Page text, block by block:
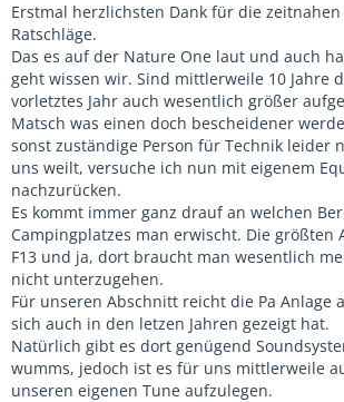
Erstmal herzlichsten Dank für die
Ratschläge.
Das es auf der Nature One laut und auch
geht wissen wir. Sind mittlerweile 10 Jahre
vorletztes Jahr auch wesentlich größer
Matsch was einen doch bescheidener
sonst zuständige Person für Technik leider
uns weilt, versuche ich nun mit eigenem
nachzurücken.
Es kommt immer ganz drauf an welchen
Campingplatzes man erwischt. Die größten
F13 und ja, dort braucht man wesentlich
nicht unterzugehen.
Für unseren Abschnitt reicht die Pa Anlage
sich auch in den letzen Jahren gezeigt hat.
Natürlich gibt es dort genügend
wumms, jedoch ist es für uns mittlerweile
unseren eigenen Tune aufzulegen.